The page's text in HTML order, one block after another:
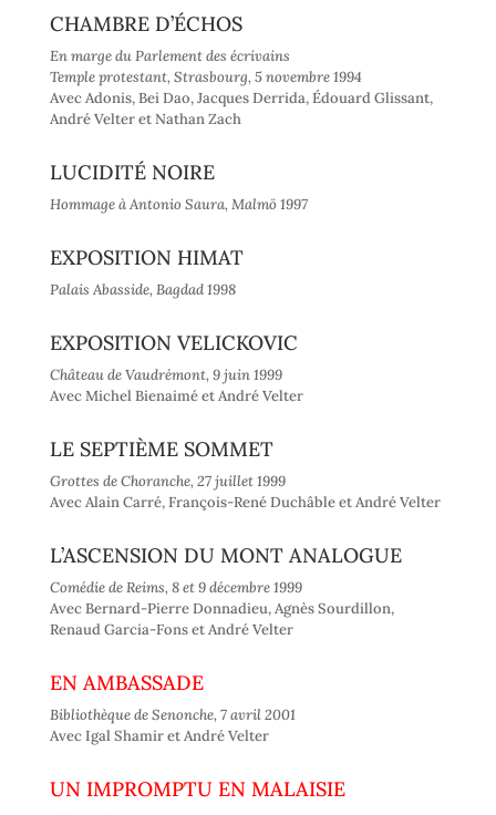
CHAMBRE D’ÉCHOS
En marge du Parlement des écrivains
Temple protestant, Strasbourg, 5 novembre 1994
Avec Adonis, Bei Dao, Jacques Derrida, Édouard Glissant,
André Velter et Nathan Zach
LUCIDITÉ NOIRE
Hommage à Antonio Saura, Malmö 1997
EXPOSITION HIMAT
Palais Abasside, Bagdad 1998
EXPOSITION VELICKOVIC
Château de Vaudrémont, 9 juin 1999
Avec Michel Bienaimé et André Velter
LE SEPTIÈME SOMMET
Grottes de Choranche, 27 juillet 1999
Avec Alain Carré, François-René Duchâble et André Velter
L’ASCENSION DU MONT ANALOGUE
Comédie de Reims, 8 et 9 décembre 1999
Avec Bernard-Pierre Donnadieu, Agnès Sourdillon,
Renaud Garcia-Fons et André Velter
EN AMBASSADE
Bibliothèque de Senonche, 7 avril 2001
Avec Igal Shamir et André Velter
UN IMPROMPTU EN MALAISIE